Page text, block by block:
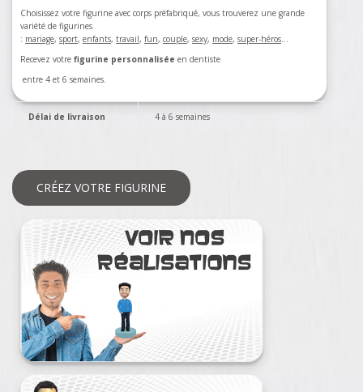
Choisissez votre figurine avec corps préfabriqué, vous trouverez une grande
variété de figurines
: mariage, sport, enfants, travail, fun, couple, sexy, mode, super-héros…
Recevez votre figurine personnalisée en dentiste
entre 4 et 6 semaines.
Délai de livraison 4 à 6 semaines
CRÉEZ VOTRE FIGURINE